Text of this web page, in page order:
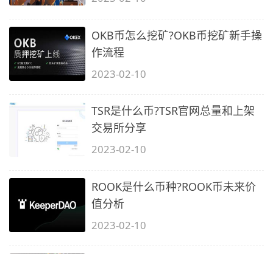
OKB币怎么挖矿?OKB币挖矿新手操
作流程
2023-02-10
TSR是什么币?TSR官网总量和上架
交易所分享
2023-02-10
ROOK是什么币种?ROOK币未来价
值分析
2023-02-10